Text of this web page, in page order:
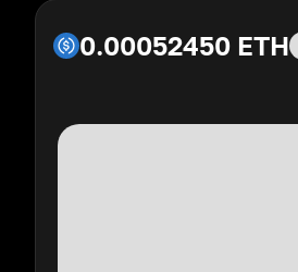
0.00052450 ETH